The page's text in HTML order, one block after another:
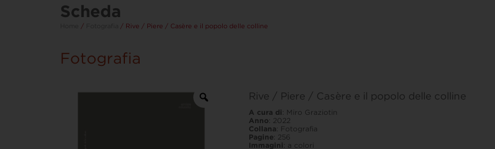
Scheda
/ / Rive / Piere / Casère e il popolo delle colline
Fotografia
Rive / Piere / Casère e il popolo delle colline
A cura di: Miro Graziotin
Anno: 2022
Collana: Fotografia
Pagine: 256
Immagini: a colori